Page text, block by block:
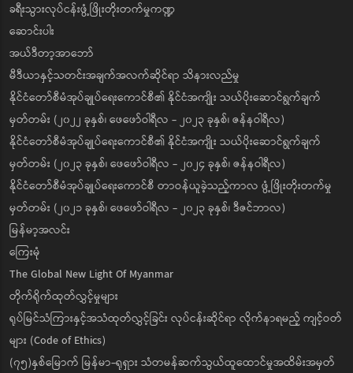
ခရီးသွားလုပ်ငန်းဖွံ့ဖြိုးတိုးတက်မှုကဏ္ဍ
ဆောင်းပါး
အယ်ဒီတာ့အာဘော်
မီဒီယာနှင့်သတင်းအချက်အလက်ဆိုင်ရာ သိနားလည်မှု
နိုင်ငံတော်စီမံအုပ်ချုပ်ရေးကောင်စီ၏ နိုင်ငံအကျိုး သယ်ပိုးဆောင်ရွက်ချက်
မှတ်တမ်း (၂၀၂၂ ခုနှစ်၊ ဖေဖော်ဝါရီလ - ၂၀၂၃ ခုနှစ်၊ ဇန်နဝါရီလ)
နိုင်ငံတော်စီမံအုပ်ချုပ်ရေးကောင်စီ၏ နိုင်ငံအကျိုး သယ်ပိုးဆောင်ရွက်ချက်
မှတ်တမ်း (၂၀၂၃ ခုနှစ်၊ ဖေဖော်ဝါရီလ - ၂၀၂၄ ခုနှစ်၊ ဇန်နဝါရီလ)
နိုင်ငံတော်စီမံအုပ်ချုပ်ရေးကောင်စီ တာဝန်ယူခဲ့သည့်ကာလ ဖွံ့ဖြိုးတိုးတက်မှု
မှတ်တမ်း (၂၀၂၁ ခုနှစ်၊ ဖေဖော်ဝါရီလ - ၂၀၂၃ ခုနှစ်၊ ဒီဇင်ဘာလ)
မြန်မာ့အလင်း
ကြေးမုံ
The Global New Light Of Myanmar
တိုက်ရိုက်ထုတ်လွှင့်မှုများ
ရုပ်မြင်သံကြားနှင့်အသံထုတ်လွှင့်ခြင်း လုပ်ငန်းဆိုင်ရာ လိုက်နာရမည့် ကျင့်ဝတ်
များ (Code of Ethics)
(၇၅)နှစ်မြောက် မြန်မာ-ရုရှား သံတမန်ဆက်သွယ်ထူထောင်မှုအထိမ်းအမှတ်